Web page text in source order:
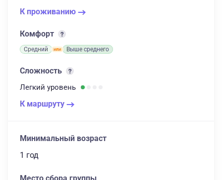
К проживанию
Комфорт
Средний Выше среднего
Сложность
Легкий уровень
К маршруту
Минимальный возраст
1 год